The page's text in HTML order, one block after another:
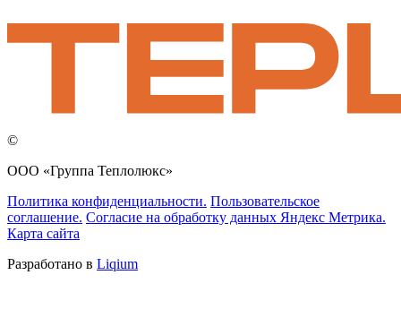
©
ООО «Группа Теплолюкс»
Политика конфиденциальности. Пользовательское
соглашение. Согласие на обработку данных Яндекс Метрика.
Карта сайта
Разработано в Liqium